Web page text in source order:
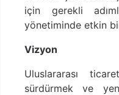
için gerekli
yönetiminde etkin
Vizyon
Uluslararası
sürdürmek ve